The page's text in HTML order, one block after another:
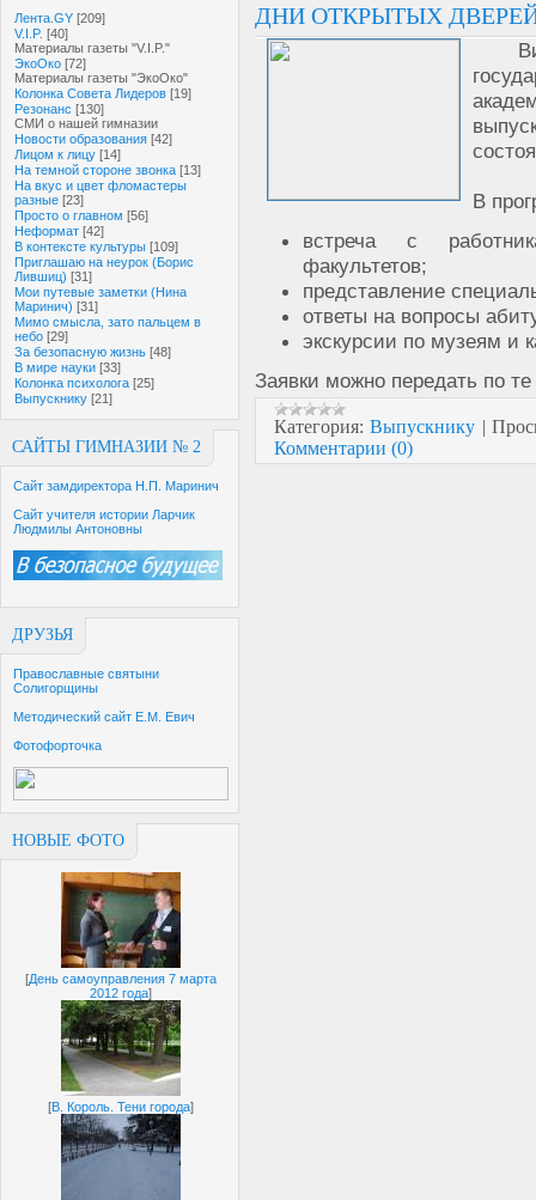
Лента.GY [209]
V.I.P. [40]
Материалы газеты "V.I.P."
ЭкоОко [72]
Материалы газеты "ЭкоОко"
Колонка Совета Лидеров [19]
Резонанс [130]
СМИ о нашей гимназии
Новости образования [42]
Лицом к лицу [14]
На темной стороне звонка [13]
На вкус и цвет фломастеры
разные [23]
Просто о главном [56]
Неформат [42]
В контексте культуры [109]
Приглашаю на неурок (Борис
Лившиц) [31]
Мои путевые заметки (Нина
Маринич) [31]
Мимо смысла, зато пальцем в
небо [29]
За безопасную жизнь [48]
В мире науки [33]
Колонка психолога [25]
Выпускнику [21]
САЙТЫ ГИМНАЗИИ № 2
Сайт замдиректора Н.П. Маринич
Сайт учителя истории Ларчик
Людмилы Антоновны
ДРУЗЬЯ
Православные святыни
Солигорщины
Методический сайт Е.М. Евич
Фотофорточка
НОВЫЕ ФОТО
[День самоуправления 7 марта
2012 года]
[В. Король. Тени города]
ДНИ ОТКРЫТЫХ
В
встреча с
факультетов;
представление
ответы на вопросы
экскурсии по музеям и
Заявки можно передать по те
Категория: Выпускнику |
Комментарии (0)